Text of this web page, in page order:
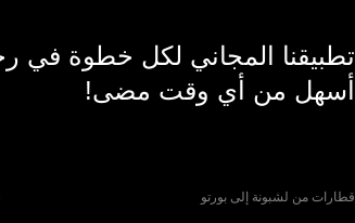
تطبيقنا المجاني لكل خطوة في
أسهل من أي وقت مضى!
قطارات من لشبونة إلى بورتو